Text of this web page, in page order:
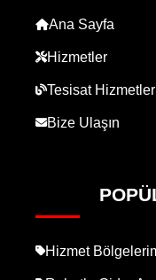
Ana Sayfa
Hizmetler
Tesisat
Bize Ulaşın
Hizmet